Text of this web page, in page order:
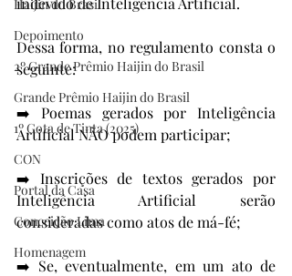
Haijin do Brasil
Depoimento
2º Grande Prêmio Haijin do Brasil
Grande Prêmio Haijin do Brasil
1º Gota de Tinta (2025)
CON
Portal da Casa
Conceição Lima
Homenagem
Dessa forma, no regulamento consta o
seguinte:
➡️ Poemas gerados por Inteligência
Artificial NÃO podem participar;
➡️ Inscrições de textos gerados por
Inteligência Artificial serão
consideradas como atos de má-fé;
➡️ Se, eventualmente, em um ato de